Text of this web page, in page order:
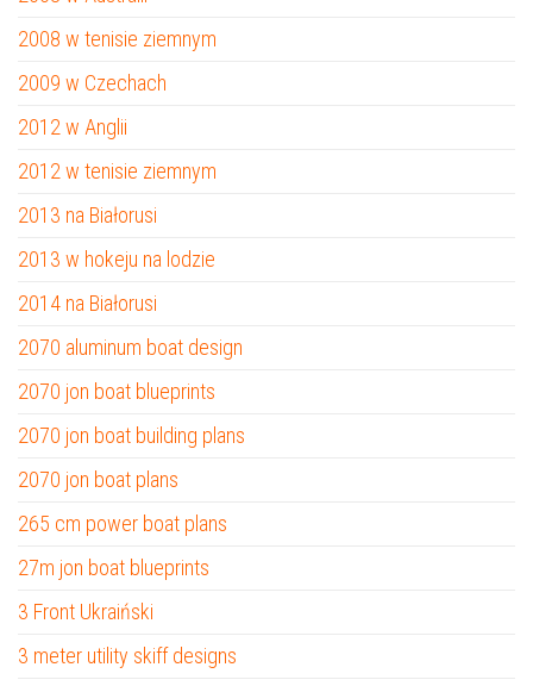
2008 w tenisie ziemnym
2009 w Czechach
2012 w Anglii
2012 w tenisie ziemnym
2013 na Białorusi
2013 w hokeju na lodzie
2014 na Białorusi
2070 aluminum boat design
2070 jon boat blueprints
2070 jon boat building plans
2070 jon boat plans
265 cm power boat plans
27m jon boat blueprints
3 Front Ukraiński
3 meter utility skiff designs